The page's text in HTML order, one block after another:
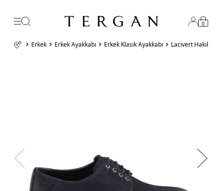
0
Erkek Erkek Ayakkabı Erkek Klasik Ayakkabı Lacivert Hakiki